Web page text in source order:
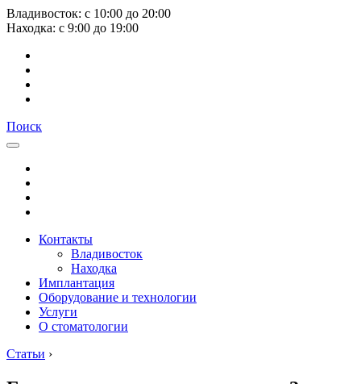
Владивосток: с 10:00 до 20:00
Находка: с 9:00 до 19:00
Поиск
Контакты
Владивосток
Находка
Имплантация
Оборудование и технологии
Услуги
О стоматологии
Статьи ›